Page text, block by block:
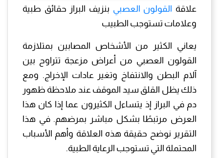
علاقة القولون العصبي بنزيف البراز حقائق طبية
وعلامات تستوجب الطبيب
يعاني الكثير من الأشخاص المصابين بمتلازمة
القولون العصبي من أعراض مزعجة تتراوح بين
آلام البطن والانتفاخ وتغير عادات الإخراج. ومع
ذلك يظل القلق سيد الموقف عند ملاحظة ظهور
دم في البراز إذ يتساءل الكثيرون عما إذا كان هذا
العرض مرتبطًا بشكل مباشر بمرضهم. في هذا
التقرير نوضح حقيقة هذه العلاقة وأهم الأسباب
المحتملة التي تستوجب الرعاية الطبية.